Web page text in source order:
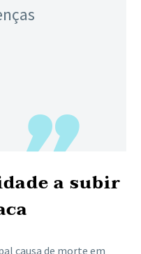
a subir
causa de morte em